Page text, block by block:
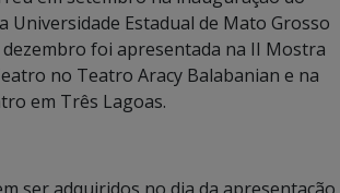
Universidade Estadual de Mato Grosso
dezembro foi apresentada na II Mostra
no Teatro Aracy Balabanian e na
em Três Lagoas.